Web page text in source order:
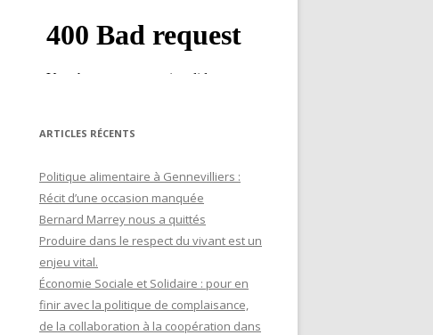
ARTICLES RÉCENTS
Politique alimentaire à Gennevilliers :
Récit d’une occasion manquée
Bernard Marrey nous a quittés
Produire dans le respect du vivant est un
enjeu vital.
Économie Sociale et Solidaire : pour en
finir avec la politique de complaisance,
de la collaboration à la coopération dans